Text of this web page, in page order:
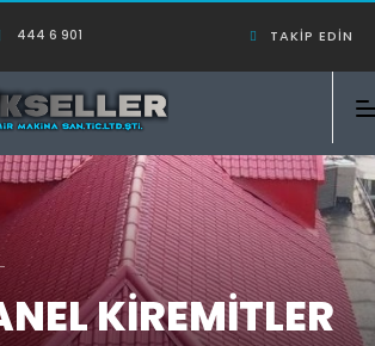
444 6 901 TAKIP EDIN
KIREMITLER